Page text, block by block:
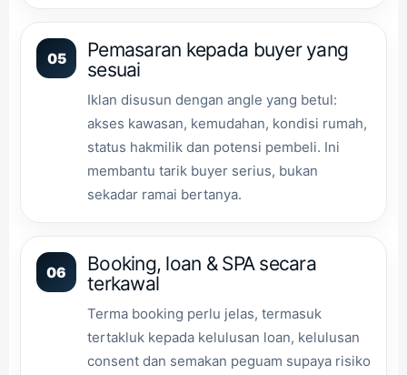
05
Pemasaran kepada buyer yang
sesuai
Iklan disusun dengan angle yang betul:
akses kawasan, kemudahan, kondisi rumah,
status hakmilik dan potensi pembeli. Ini
membantu tarik buyer serius, bukan
sekadar ramai bertanya.
06
Booking, loan & SPA secara
terkawal
Terma booking perlu jelas, termasuk
tertakluk kepada kelulusan loan, kelulusan
consent dan semakan peguam supaya risiko